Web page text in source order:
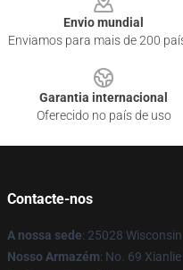
Envio mundial
Enviamos para mais de 200
Garantia internacional
Oferecido no país de uso
Contacte-nos
A nossa sede: 25028
Nosso Armazém: No. 69